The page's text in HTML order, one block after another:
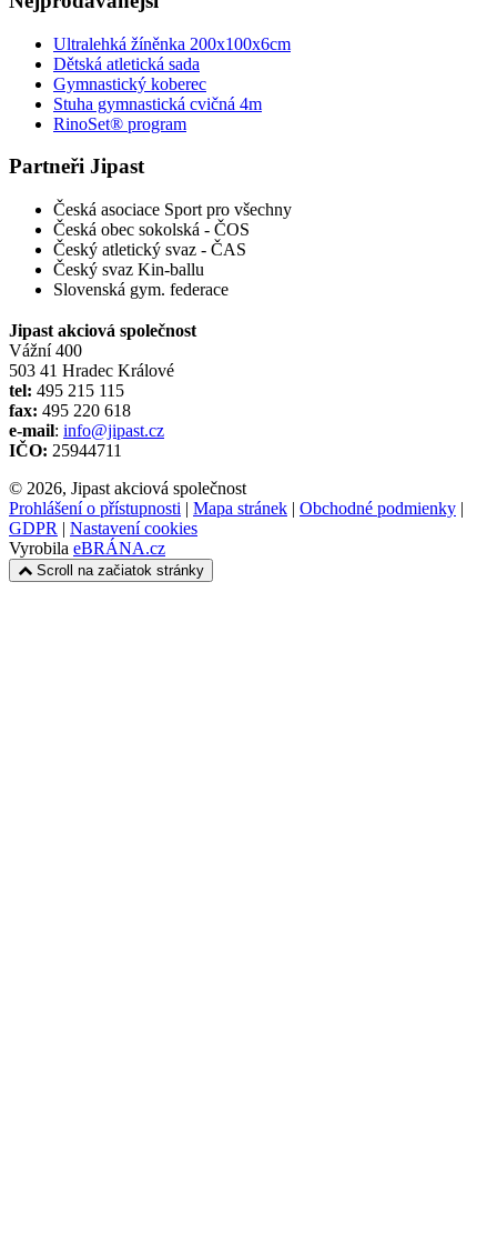
Ultralehká žíněnka 200x100x6cm
Dětská atletická sada
Gymnastický koberec
Stuha gymnastická cvičná 4m
RinoSet® program
Partneři Jipast
Česká asociace Sport pro všechny
Česká obec sokolská - ČOS
Český atletický svaz - ČAS
Český svaz Kin-ballu
Slovenská gym. federace
Jipast akciová společnost
Vážní 400
503 41 Hradec Králové
tel: 495 215 115
fax: 495 220 618
e-mail: info@jipast.cz
IČO: 25944711
© 2026, Jipast akciová společnost
Prohlášení o přístupnosti | Mapa stránek | Obchodné podmienky |
GDPR | Nastavení cookies
Vyrobila eBRÁNA.cz
Scroll na začiatok stránky